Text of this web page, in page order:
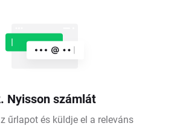
Nyisson számlát
űrlapot és küldje el a releváns